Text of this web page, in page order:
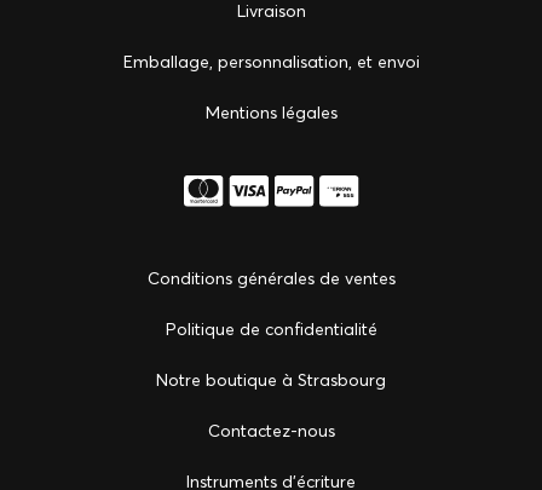
Livraison
Emballage, personnalisation, et envoi
Mentions légales
Conditions générales de ventes
Politique de confidentialité
Notre boutique à Strasbourg
Сontactez-nous
Instruments d'écriture